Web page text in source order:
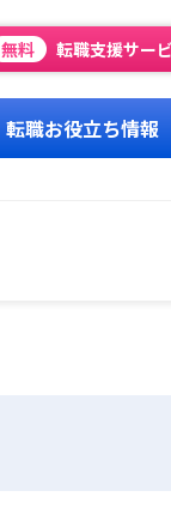
無料 転職支援サー
転職お役立ち情報